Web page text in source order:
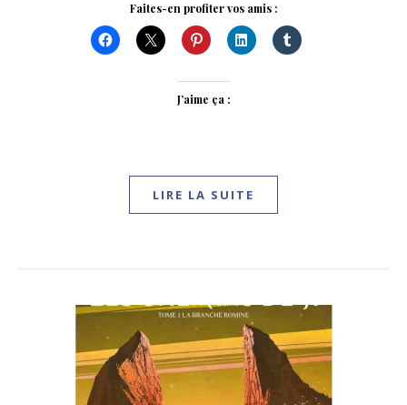
Faites-en profiter vos amis :
J’aime ça :
LIRE LA SUITE